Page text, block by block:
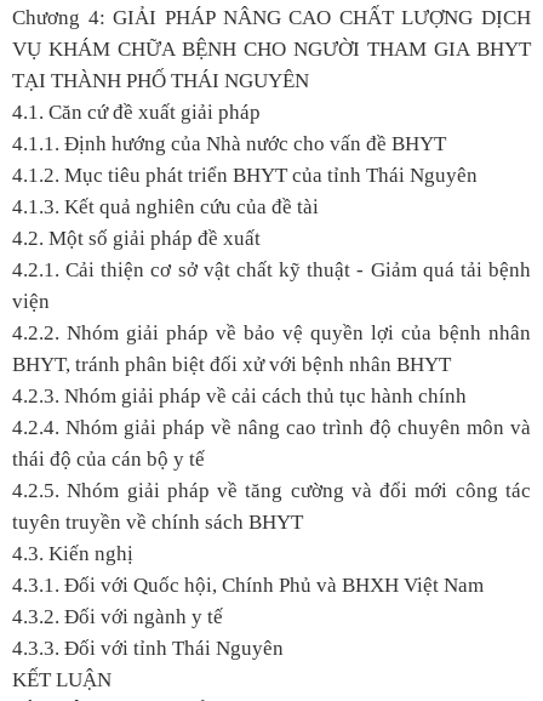
Chương 4: GIẢI PHÁP NÂNG CAO CHẤT LƯỢNG DỊCH
VỤ KHÁM CHỮA BỆNH CHO NGƯỜI THAM GIA BHYT
TẠI THÀNH PHỐ THÁI NGUYÊN
4.1. Căn cứ đề xuất giải pháp
4.1.1. Định hướng của Nhà nước cho vấn đề BHYT
4.1.2. Mục tiêu phát triển BHYT của tỉnh Thái Nguyên
4.1.3. Kết quả nghiên cứu của đề tài
4.2. Một số giải pháp đề xuất
4.2.1. Cải thiện cơ sở vật chất kỹ thuật - Giảm quá tải bệnh
viện
4.2.2. Nhóm giải pháp về bảo vệ quyền lợi của bệnh nhân
BHYT, tránh phân biệt đối xử với bệnh nhân BHYT
4.2.3. Nhóm giải pháp về cải cách thủ tục hành chính
4.2.4. Nhóm giải pháp về nâng cao trình độ chuyên môn và
thái độ của cán bộ y tế
4.2.5. Nhóm giải pháp về tăng cường và đổi mới công tác
tuyên truyền về chính sách BHYT
4.3. Kiến nghị
4.3.1. Đối với Quốc hội, Chính Phủ và BHXH Việt Nam
4.3.2. Đối với ngành y tế
4.3.3. Đối với tỉnh Thái Nguyên
KẾT LUẬN